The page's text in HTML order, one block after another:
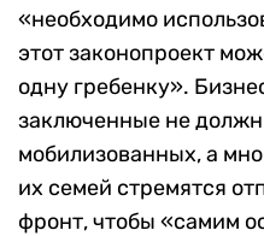
«необходимо
этот законопроект
одну гребенку».
заключенные не
мобилизованных, а
их семей стремятся
фронт, чтобы «самим